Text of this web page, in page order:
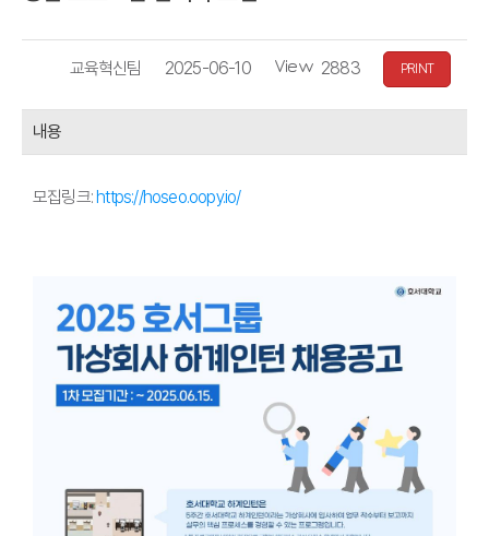
자
교육혁신팀
자
2025-06-10 2883 PRINT
내용
모집링크: https://hoseo.oopy.io/